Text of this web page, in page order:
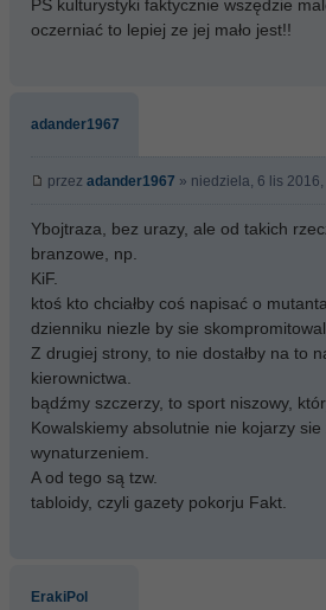
PS kulturystyki faktycznie wszędzie
oczerniać to lepiej ze jej mało jest!!
adander1967
przez adander1967 » niedziela, 6 lis 2016,
Ybojtraza, bez urazy, ale od takich
branzowe, np.
KiF.
ktoś kto chciałby coś napisać o
dzienniku niezle by sie skompromitowal.
Z drugiej strony, to nie dostałby na to
kierownictwa.
bądźmy szczerzy, to sport niszowy,
Kowalskiemy absolutnie nie kojarzy
wynaturzeniem.
A od tego są tzw.
tabloidy, czyli gazety pokorju Fakt.
ErakiPol